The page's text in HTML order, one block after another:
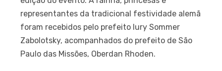
representantes da tradicional festividade alemã
foram recebidos pelo prefeito Iury Sommer
Zabolotsky, acompanhados do prefeito de São
Paulo das Missões, Oberdan Rhoden.